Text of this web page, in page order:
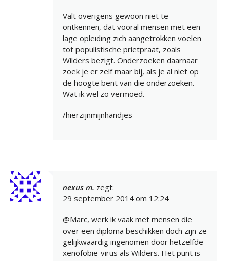
Valt overigens gewoon niet te
ontkennen, dat vooral mensen met een
lage opleiding zich aangetrokken voelen
tot populistische prietpraat, zoals
Wilders bezigt. Onderzoeken daarnaar
zoek je er zelf maar bij, als je al niet op
de hoogte bent van die onderzoeken.
Wat ik wel zo vermoed.
/hierzijnmijnhandjes
nexus m. zegt:
29 september 2014 om 12:24
@Marc, werk ik vaak met mensen die
over een diploma beschikken doch zijn ze
gelijkwaardig ingenomen door hetzelfde
xenofobie-virus als Wilders. Het punt is